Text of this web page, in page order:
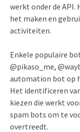
werkt onder de
het maken en
activiteiten.
Enkele populaire
@pikaso_me,
automation bot op
Het identificeren
kiezen die werkt
spam bots om te
overtreedt.